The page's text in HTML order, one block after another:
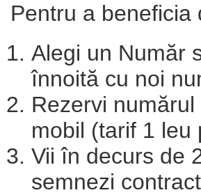
Pentru a beneficia
Alegi un Număr
înnoită cu noi
Rezervi
mobil (tarif 1 leu
Vii în decurs de
semnezi